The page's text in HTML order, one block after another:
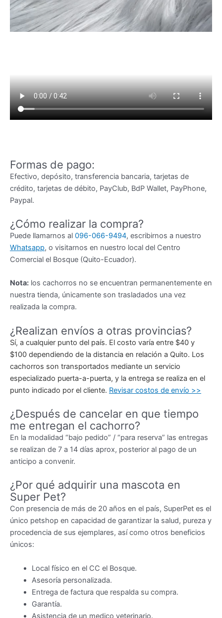
Formas de pago:
Efectivo, depósito, transferencia bancaria, tarjetas de
crédito, tarjetas de débito, PayClub, BdP Wallet, PayPhone,
Paypal.
¿Cómo realizar la compra?
Puede llamarnos al 096-066-9494, escribirnos a nuestro
Whatsapp, o visitarnos en nuestro local del Centro
Comercial el Bosque (Quito-Ecuador).
Nota: los cachorros no se encuentran permanentemente en
nuestra tienda, únicamente son trasladados una vez
realizada la compra.
¿Realizan envíos a otras provincias?
Sí, a cualquier punto del país. El costo varía entre $40 y
$100 dependiendo de la distancia en relación a Quito. Los
cachorros son transportados mediante un servicio
especializado puerta-a-puerta, y la entrega se realiza en el
punto indicado por el cliente. Revisar costos de envío >>
¿Después de cancelar en que tiempo
me entregan el cachorro?
En la modalidad “bajo pedido” / “para reserva” las entregas
se realizan de 7 a 14 días aprox, posterior al pago de un
anticipo a convenir.
¿Por qué adquirir una mascota en
Super Pet?
Con presencia de más de 20 años en el país, SuperPet es el
único petshop en capacidad de garantizar la salud, pureza y
procedencia de sus ejemplares, así como otros beneficios
únicos:
Local físico en el CC el Bosque.
Asesoría personalizada.
Entrega de factura que respalda su compra.
Garantía.
Asistencia de un medico veterinario.